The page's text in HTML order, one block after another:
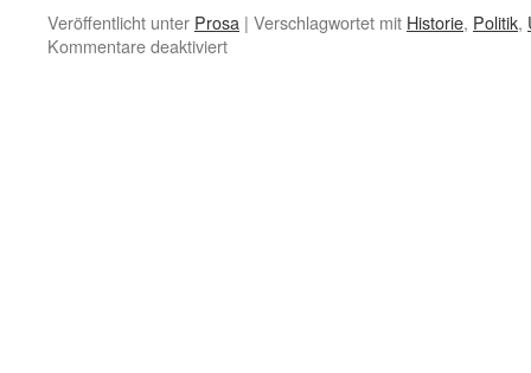
Veröffentlicht unter Prosa | Verschlagwortet mit Historie, Politik,
Kommentare deaktiviertfür